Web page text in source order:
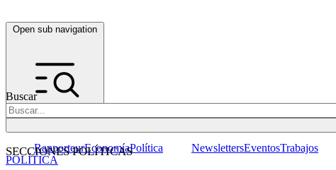
Open sub navigation
Buscar
SECCIONES POLÍTICAS
RapporteurEconomíaPolítica NewslettersEventosTrabajos
POLÍTICA